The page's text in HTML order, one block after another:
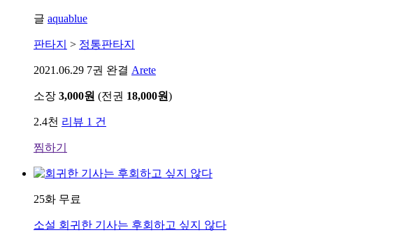
글 aquablue
판타지 > 정통판타지
2021.06.29 7권 완결 Arete
소장 3,000원 (전권 18,000원)
2.4천 리뷰 1 건
찜하기
25화 무료
소설 회귀한 기사는 후회하고 싶지 않다